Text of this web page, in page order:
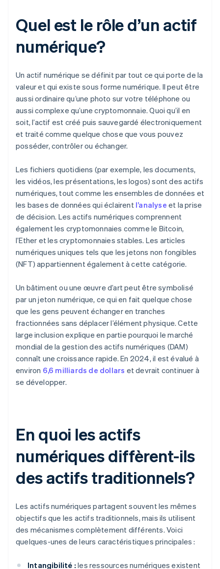
Quel est le rôle d’un actif
numérique?
Un actif numérique se définit par tout ce qui porte de la
valeur et qui existe sous forme numérique. Il peut être
aussi ordinaire qu’une photo sur votre téléphone ou
aussi complexe qu’une cryptomonnaie. Quoi qu’il en
soit, l’actif est créé puis sauvegardé électroniquement
et traité comme quelque chose que vous pouvez
posséder, contrôler ou échanger.
Les fichiers quotidiens (par exemple, les documents,
les vidéos, les présentations, les logos) sont des actifs
numériques, tout comme les ensembles de données et
les bases de données qui éclairent l’analyse et la prise
de décision. Les actifs numériques comprennent
également les cryptomonnaies comme le Bitcoin,
l’Ether et les cryptomonnaies stables. Les articles
numériques uniques tels que les jetons non fongibles
(NFT) appartiennent également à cette catégorie.
Un bâtiment ou une œuvre d’art peut être symbolisé
par un jeton numérique, ce qui en fait quelque chose
que les gens peuvent échanger en tranches
fractionnées sans déplacer l’élément physique. Cette
large inclusion explique en partie pourquoi le marché
mondial de la gestion des actifs numériques (DAM)
connaît une croissance rapide. En 2024, il est évalué à
environ 6,6 milliards de dollars et devrait continuer à
se développer.
En quoi les actifs
numériques diffèrent-ils
des actifs traditionnels?
Les actifs numériques partagent souvent les mêmes
objectifs que les actifs traditionnels, mais ils utilisent
des mécanismes complètement différents. Voici
quelques-unes de leurs caractéristiques principales :
Intangibilité : les ressources numériques existent